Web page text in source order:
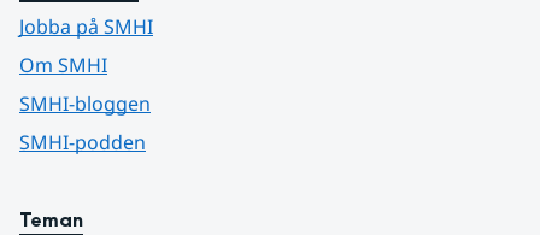
Jobba på SMHI
Om SMHI
SMHI-bloggen
SMHI-podden
Teman